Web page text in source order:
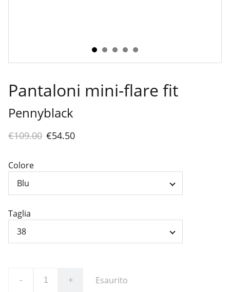
Pantaloni mini-flare fit
Pennyblack
€109.00 €54.50
Colore
Taglia
- + Esaurito